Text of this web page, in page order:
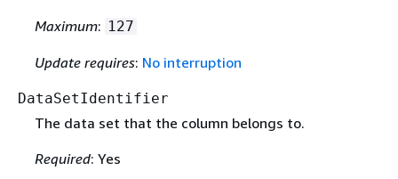
Maximum: 127
Update requires: No interruption
DataSetIdentifier
The data set that the column belongs to.
Required: Yes